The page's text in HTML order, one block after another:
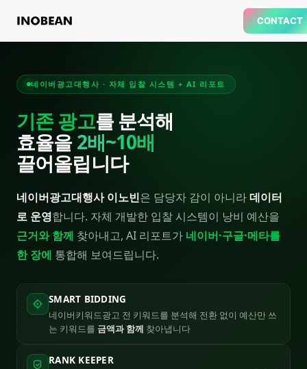
CONTACT
네이버광고대행사 · 자체 입찰 시스템 + AI 리포트
기존 광고를 분석해
효율을 2배~10배
끌어올립니다
네이버광고대행사 이노빈은 담당자 감이 아니라데이터
로 운영합니다. 자체 개발한 입찰 시스템이 낭비 예산을
근거와 함께 찾아내고, AI 리포트가 네이버·구글·메타를
한 장에 통합해 보여드립니다.
SMART BIDDING
네이버키워드광고 전 키워드를 분석해 전환 없이 예산만 쓰
는 키워드를 금액과 함께 찾아냅니다
RANK KEEPER